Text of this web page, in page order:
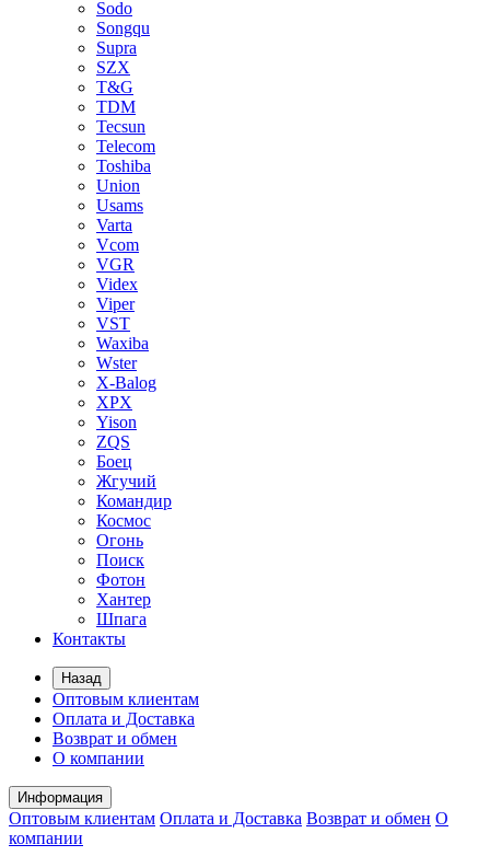
Sodo
Songqu
Supra
SZX
T&G
TDM
Tecsun
Telecom
Toshiba
Union
Usams
Varta
Vcom
VGR
Videx
Viper
VST
Waxiba
Wster
X-Balog
XPX
Yison
ZQS
Боец
Жгучий
Командир
Космос
Огонь
Поиск
Фотон
Хантер
Шпага
Контакты
Назад
Оптовым клиентам
Оплата и Доставка
Возврат и обмен
О компании
Информация
Оптовым клиентам Оплата и Доставка Возврат и обмен О
компании